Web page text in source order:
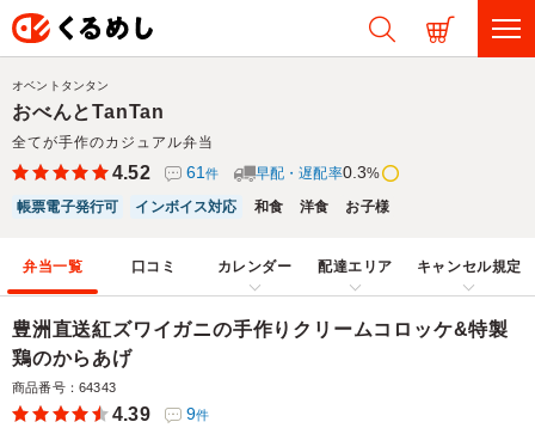
おべんとTanTan
全てが手作のカジュアル弁当
オベントタンタン
4.52 61件 早配・遅配率0.3%
帳票電子発行可
インボイス対応 和食 洋食 お子様
弁当一覧 口コミ カレンダー 配達エリア キャンセル規定
豊洲直送紅ズワイガニの手作りクリームコロッケ&特製
鶏のからあげ
商品番号：64343
4.39 9件